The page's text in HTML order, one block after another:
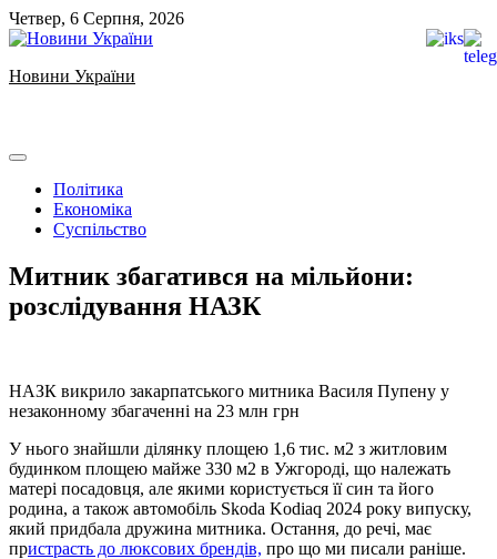
Skip
to
Четвер, 6 Серпня, 2026
Новини України
Політика
Економіка
Суспільство
Митник збагатився на мільйони:
розслідування НАЗК
НАЗК викрило закарпатського митника Василя Пупену у
незаконному збагаченні на 23 млн грн
У нього знайшли ділянку площею 1,6 тис. м2 з житловим
будинком площею майже 330 м2 в Ужгороді, що належать
матері посадовця, але якими користується її син та його
родина, а також автомобіль Skoda Kodiaq 2024 року випуску,
який придбала дружина митника. Остання, до речі, має
пристрасть до люксових брендів, про що ми писали раніше.